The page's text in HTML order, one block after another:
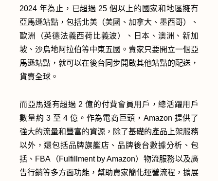
2024 年為止，已超過 25 個以上的國家和地區擁有
亞馬遜站點，包括北美（美國、加拿大、墨西哥）、
歐洲（英德法義西荷比義波）、日本、澳洲、新加
坡、沙烏地阿拉伯等中東五國。賣家只要開立一個亞
馬遜站點，就可以在後台同步開啟其他站點的配送，
貨賣全球。
而亞馬遜有超過 2 億的付費會員用戶，總活躍用戶
數量約 3 至 4 億。作為電商巨頭，Amazon 提供了
強大的流量和豐富的資源，除了基礎的產品上架服務
以外，還包括品牌旗艦店、品牌後台數據分析、包
括、FBA（Fulfillment by Amazon）物流服務以及廣
告行銷等多方面功能，幫助賣家簡化運營流程，擴展